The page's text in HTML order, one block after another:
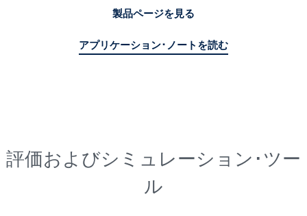
製品ページを見る
アプリケーション･ノートを読む
評価およびシミュレーション･ツー
ル